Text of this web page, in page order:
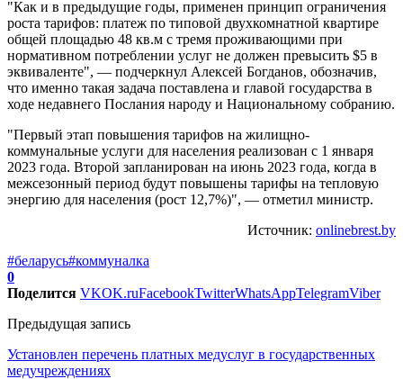
"Как и в предыдущие годы, применен принцип ограничения
роста тарифов: платеж по типовой двухкомнатной квартире
общей площадью 48 кв.м с тремя проживающими при
нормативном потреблении услуг не должен превысить $5 в
эквиваленте", — подчеркнул Алексей Богданов, обозначив,
что именно такая задача поставлена и главой государства в
ходе недавнего Послания народу и Национальному собранию.
"Первый этап повышения тарифов на жилищно-
коммунальные услуги для населения реализован с 1 января
2023 года. Второй запланирован на июнь 2023 года, когда в
межсезонный период будут повышены тарифы на тепловую
энергию для населения (рост 12,7%)", — отметил министр.
Источник: onlinebrest.by
#беларусь#коммуналка
0
Поделится VKOK.ruFacebookTwitterWhatsAppTelegramViber
Предыдущая запись
Установлен перечень платных медуслуг в государственных
медучреждениях